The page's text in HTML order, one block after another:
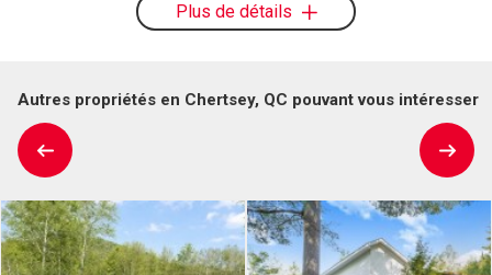
Plus de détails
Autres propriétés en Chertsey, QC pouvant vous intéresser